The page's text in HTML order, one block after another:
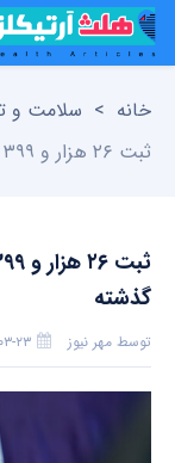
خانه > سلامت و
ثبت ۲۶ هزار و ۳۹۹ ماموریت اورژانس تهران در هفته گذشته
گذشته
توسط مهر نیوز